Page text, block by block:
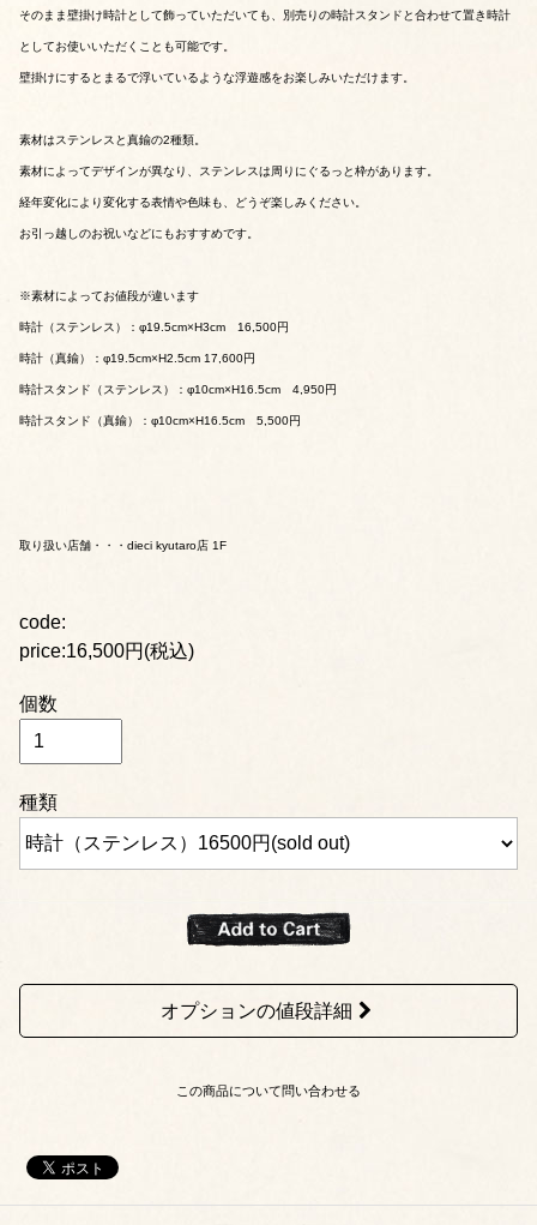
そのまま壁掛け時計として飾っていただいても、別売りの時計スタンドと合わせて置き時計
としてお使いいただくことも可能です。
壁掛けにするとまるで浮いているような浮遊感をお楽しみいただけます。
素材はステンレスと真鍮の2種類。
素材によってデザインが異なり、ステンレスは周りにぐるっと枠があります。
経年変化により変化する表情や色味も、どうぞ楽しみください。
お引っ越しのお祝いなどにもおすすめです。
※素材によってお値段が違います
時計（ステンレス）：φ19.5cm×H3cm 16,500円
時計（真鍮）：φ19.5cm×H2.5cm 17,600円
時計スタンド（ステンレス）：φ10cm×H16.5cm 4,950円
時計スタンド（真鍮）：φ10cm×H16.5cm 5,500円
取り扱い店舗・・・dieci kyutaro店 1F
code:
price:16,500円(税込)
個数
種類
オプションの値段詳細
この商品について問い合わせる